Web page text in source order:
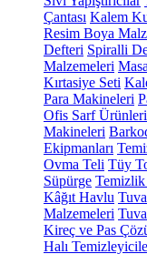
Çantası Kalem
Resim Boya
Defteri Spiralli
Malzemeleri
Kırtasiye Seti
Para Makineleri
Ofis Sarf Ürünleri
Makineleri
Ekipmanları
Ovma Teli Tüy
Süpürge
Kâğıt Havlu
Malzemeleri
Kireç ve Pas
Halı